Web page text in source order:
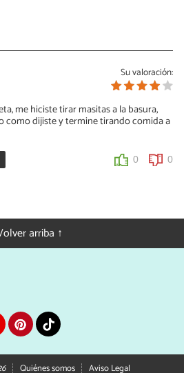
Su valoración:
me hiciste tirar masitas a la basura,
como dijiste y termine tirando comida a
0 0
que no te haya salido bien. La tarta que
exactamente con los ingredientes y
por lo cual tenemos la seguridad de
hayas decidido tirar comida a la
utilizado para otras preparaciones,
postres en vaso (tipo trifle)
animamos a seguir cocinando con
arriba ↑
Quiénes somos Aviso Legal